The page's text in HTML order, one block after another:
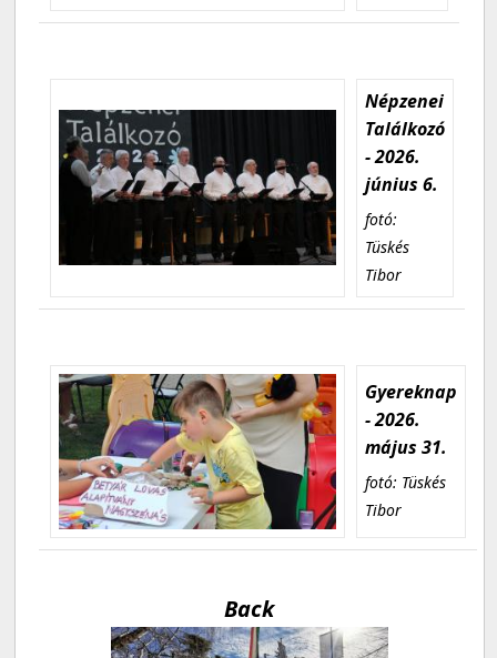
Népzenei
Találkozó
- 2026.
június 6.
fotó:
Tüskés
Tibor
Gyereknap
- 2026.
május 31.
fotó: Tüskés
Tibor
Back